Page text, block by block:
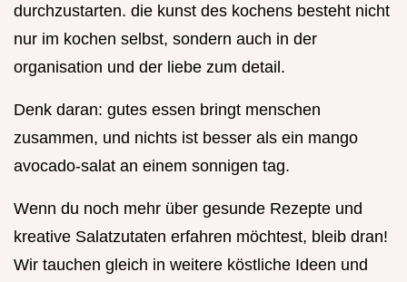
durchzustarten. die kunst des kochens besteht nicht
nur im kochen selbst, sondern auch in der
organisation und der liebe zum detail.
Denk daran: gutes essen bringt menschen
zusammen, und nichts ist besser als ein mango
avocado-salat an einem sonnigen tag.
Wenn du noch mehr über gesunde Rezepte und
kreative Salatzutaten erfahren möchtest, bleib dran!
Wir tauchen gleich in weitere köstliche Ideen und